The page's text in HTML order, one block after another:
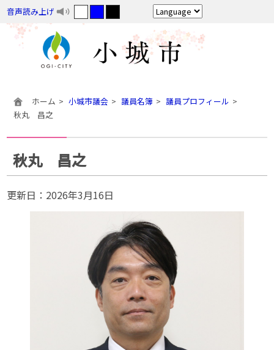
音声読み上げ
ホーム 小城市議会 議員名簿
議員プロフィール
秋丸 昌之
秋丸 昌之
更新日： 2026年3月16日